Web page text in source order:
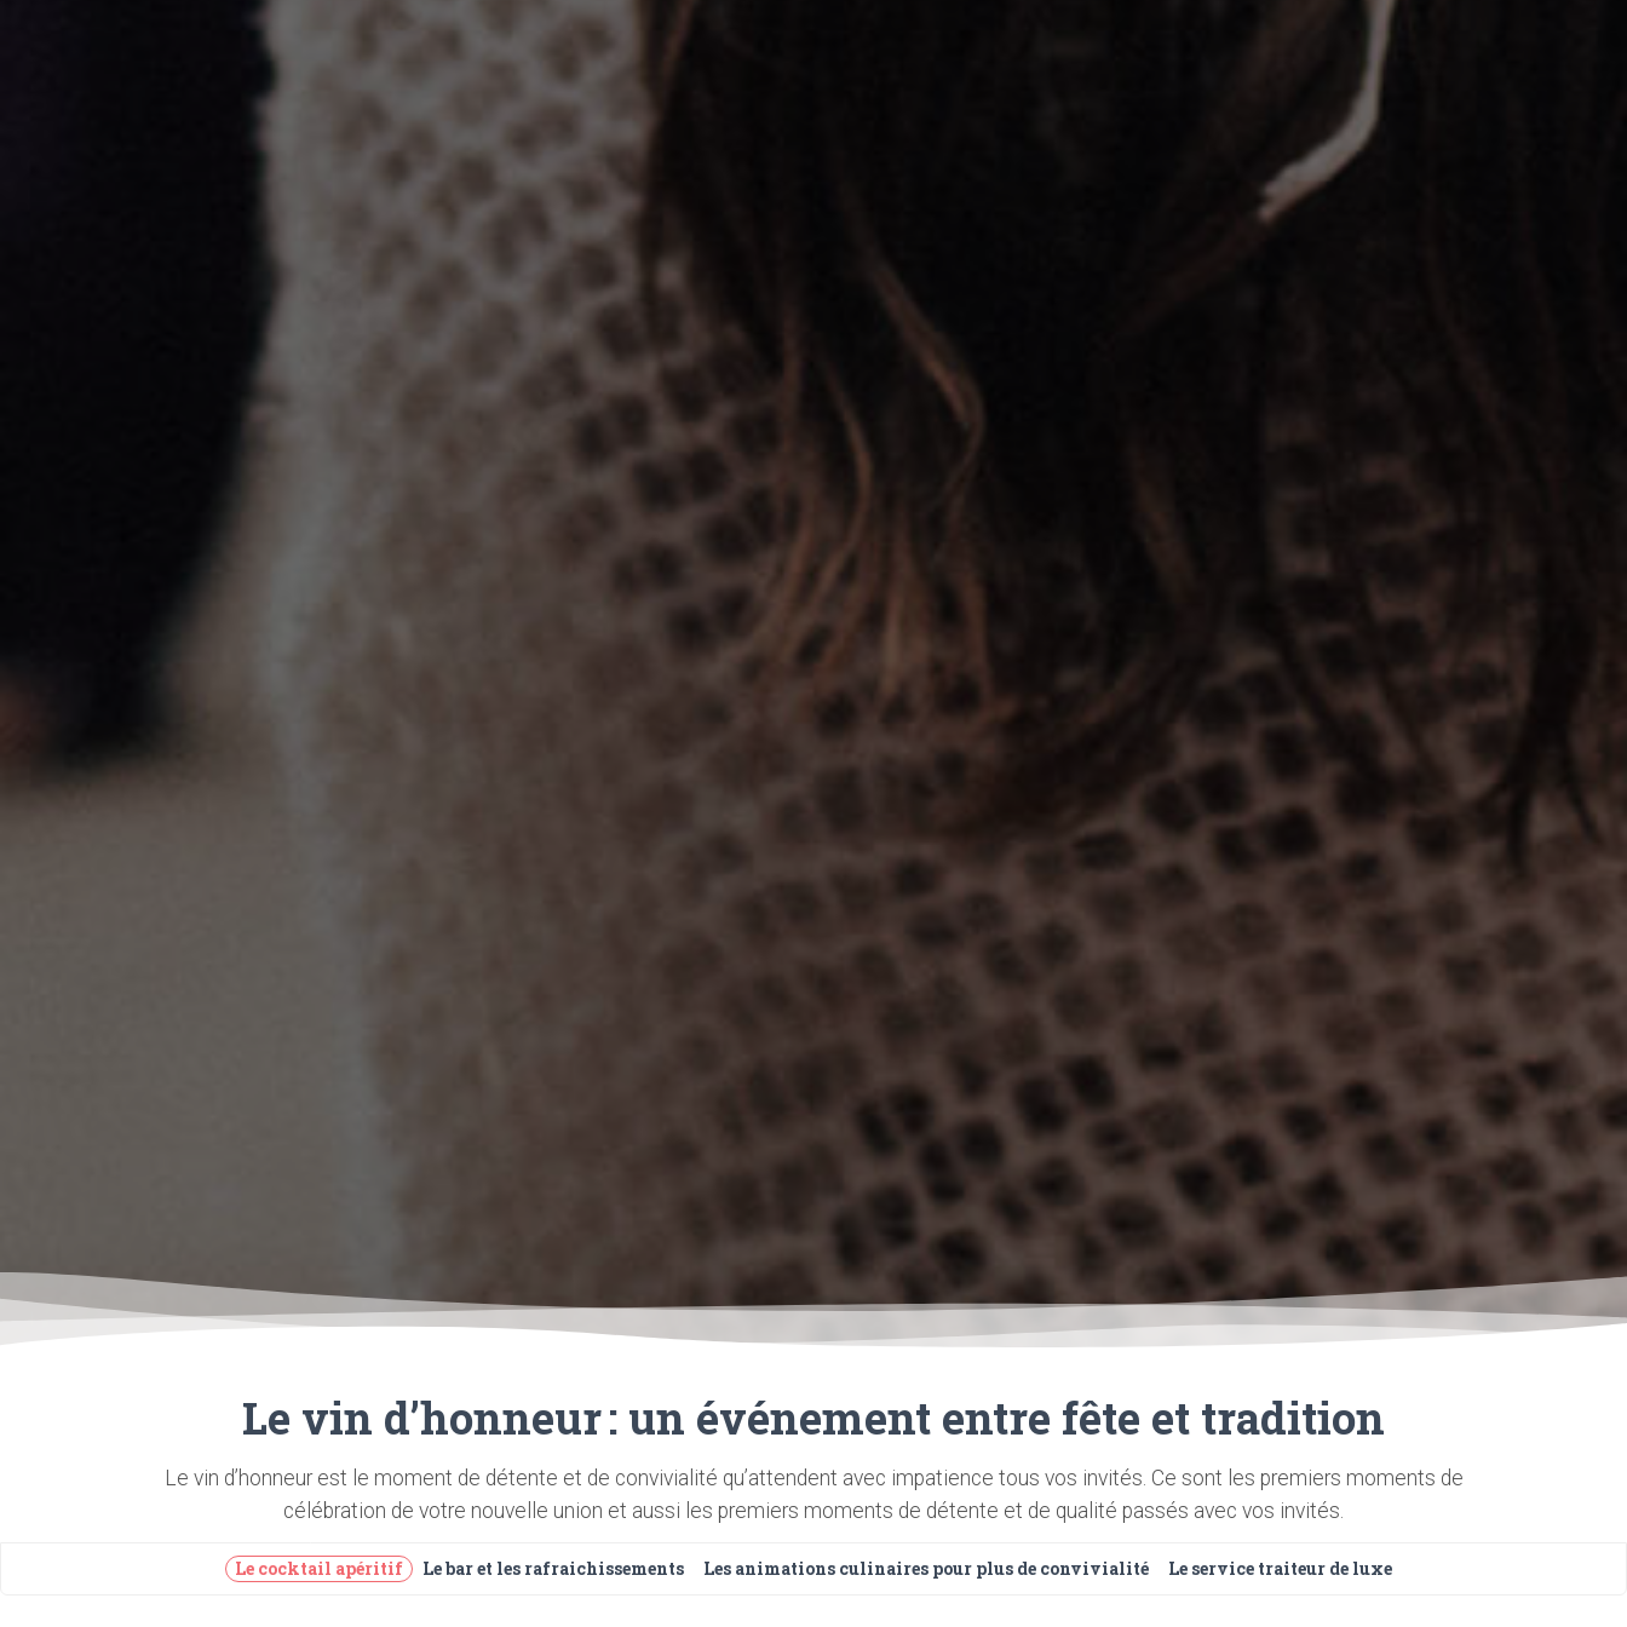
Le vin d’honneur : un événement entre fête et tradition
Le vin d’honneur est le moment de détente et de convivialité qu’attendent avec impatience tous vos invités. Ce sont les premiers moments de
célébration de votre nouvelle union et aussi les premiers moments de détente et de qualité passés avec vos invités.
Le cocktail apéritif Le bar et les rafraichissements Les animations culinaires pour plus de convivialité Le service traiteur de luxe